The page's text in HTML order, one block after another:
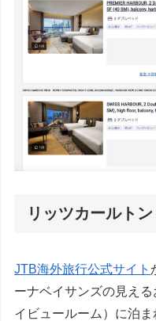
リッツカールト
JTB海外旅行公式サイト
ーナベイサンズの見え
イビュールーム）に泊ま